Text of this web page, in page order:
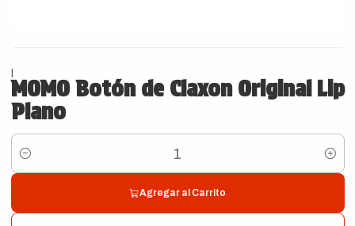
|
MOMO Botón de Claxon Original Lip
Plano
Cantidad
Agregar al Carrito